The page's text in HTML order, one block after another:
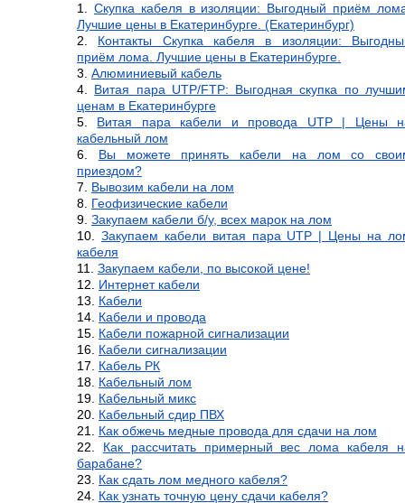
Скупка кабеля в изоляции: Выгодный приём
Лучшие цены в Екатеринбурге. (Екатеринбург)
Контакты Скупка кабеля в изоляции:
приём лома. Лучшие цены в Екатеринбурге.
Алюминиевый кабель
Витая пара UTP/FTP: Выгодная скупка по
ценам в Екатеринбурге
Витая пара кабели и провода UTP | Цены
кабельный лом
Вы можете принять кабели на лом со
приездом?
Вывозим кабели на лом
Геофизические кабели
Закупаем кабели б/у, всех марок на лом
Закупаем кабели витая пара UTP | Цены на
кабеля
Закупаем кабели, по высокой цене!
Интернет кабели
Кабели
Кабели и провода
Кабели пожарной сигнализации
Кабели сигнализации
Кабель РК
Кабельный лом
Кабельный микс
Кабельный сдир ПВХ
Как обжечь медные провода для сдачи на лом
Как рассчитать примерный вес лома кабеля
барабане?
Как сдать лом медного кабеля?
Как узнать точную цену сдачи кабеля?